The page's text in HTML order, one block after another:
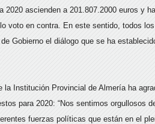
2020 ascienden a 201.807.2000 euros y
voto en contra. En este sentido, todos
Gobierno el diálogo que se ha
la Institución Provincial de Almería ha
para 2020: “Nos sentimos orgullosos
fuerzas políticas que están en el